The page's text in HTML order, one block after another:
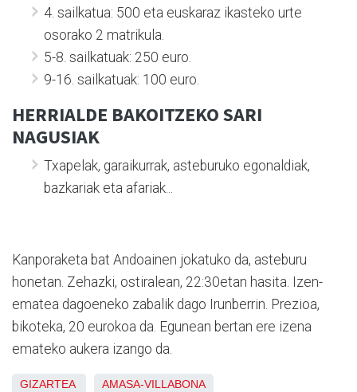
4. sailkatua: 500 eta euskaraz ikasteko urte
osorako 2 matrikula.
5-8. sailkatuak: 250 euro.
9-16. sailkatuak: 100 euro.
HERRIALDE BAKOITZEKO SARI
NAGUSIAK
Txapelak, garaikurrak, asteburuko egonaldiak,
bazkariak eta afariak...
Kanporaketa bat Andoainen jokatuko da, asteburu
honetan. Zehazki, ostiralean, 22:30etan hasita. Izen-
ematea dagoeneko zabalik dago Irunberrin. Prezioa,
bikoteka, 20 eurokoa da. Egunean bertan ere izena
emateko aukera izango da.
GIZARTEA AMASA-VILLABONA